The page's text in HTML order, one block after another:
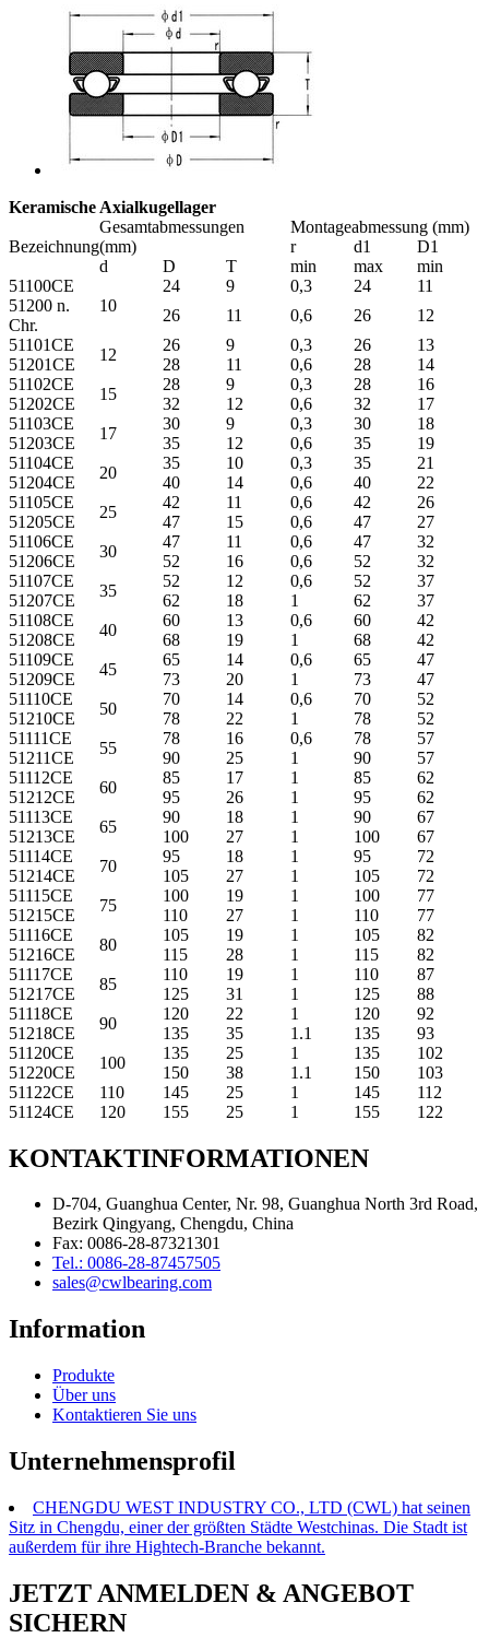
Keramische Axialkugellager
Bezeichnung
Gesamtabmessungen
Montageabmessung (mm)
(mm)
r d1
D1
d
D T min max
min
51100CE
10
24 9 0,3 24
11
51200 n.
Chr.
26 11 0,6 26
12
51101CE
12
26 9 0,3 26
13
51201CE
28 11 0,6 28
14
51102CE
15
28 9 0,3 28
16
51202CE
32 12 0,6 32
17
51103CE
17
30 9 0,3 30
18
51203CE
35 12 0,6 35
19
51104CE
20
35 10 0,3 35
21
51204CE
40 14 0,6 40
22
51105CE
25
42 11 0,6 42
26
51205CE
47 15 0,6 47
27
51106CE
30
47 11 0,6 47
32
51206CE
52 16 0,6 52
32
51107CE
35
52 12 0,6 52
37
51207CE
62 18 1 62
37
51108CE
40
60 13 0,6 60
42
51208CE
68 19 1 68
42
51109CE
45
65 14 0,6 65
47
51209CE
73 20 1 73
47
51110CE
50
70 14 0,6 70
52
51210CE
78 22 1 78
52
51111CE
55
78 16 0,6 78
57
51211CE
90 25 1 90
57
51112CE
60
85 17 1 85
62
51212CE
95 26 1 95
62
51113CE
65
90 18 1 90
67
51213CE
100 27 1 100
67
51114CE
70
95 18 1 95
72
51214CE
105 27 1 105
72
51115CE
75
100 19 1 100
77
51215CE
110 27 1 110
77
51116CE
80
105 19 1 105
82
51216CE
115 28 1 115
82
51117CE
85
110 19 1 110
87
51217CE
125 31 1 125
88
51118CE
90
120 22 1 120
92
51218CE
135 35 1.1 135
93
51120CE
100
135 25 1 135
102
51220CE
150 38 1.1 150
103
51122CE
110 145 25 1 145
112
51124CE
120 155 25 1 155 122
KONTAKTINFORMATIONEN
D-704, Guanghua Center, Nr. 98, Guanghua North 3rd Road,
Bezirk Qingyang, Chengdu, China
Fax: 0086-28-87321301
Tel.: 0086-28-87457505
sales@cwlbearing.com
Information
Produkte
Über uns
Kontaktieren Sie uns
Unternehmensprofil
CHENGDU WEST INDUSTRY CO., LTD (CWL) hat seinen
Sitz in Chengdu, einer der größten Städte Westchinas. Die Stadt ist
außerdem für ihre Hightech-Branche bekannt.
JETZT ANMELDEN & ANGEBOT
SICHERN